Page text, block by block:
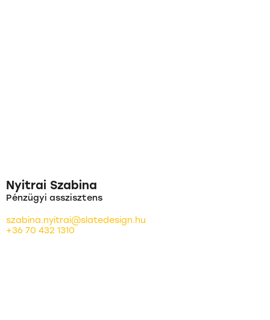
Nyitrai Szabina
Pénzügyi asszisztens
szabina.nyitrai@slatedesign.hu
+36 70 432 1310